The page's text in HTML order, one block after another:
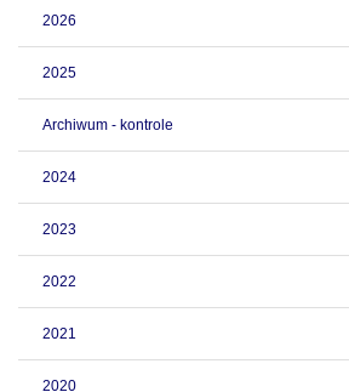
2026
2025
Archiwum - kontrole
2024
2023
2022
2021
2020